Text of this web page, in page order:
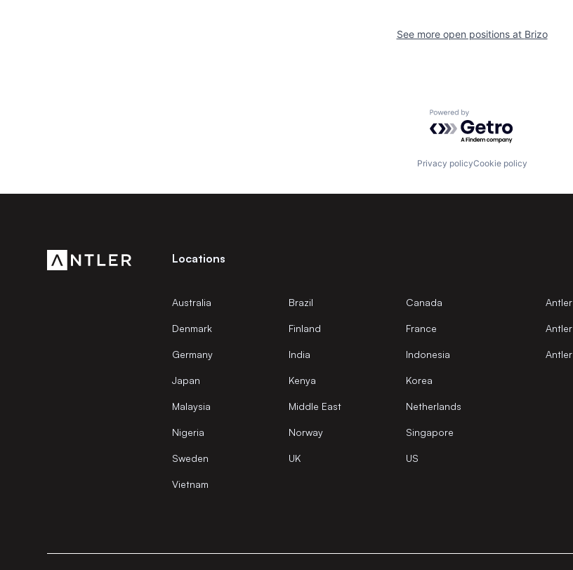
See more open positions at Brizo
Powered by Getro.com
Privacy policyCookie policy
Locations
Australia Brazil Canada
Denmark Finland France
Germany India Indonesia
Japan Kenya Korea
Malaysia Middle East Netherlands
Nigeria Norway Singapore
Sweden UK US
Vietnam